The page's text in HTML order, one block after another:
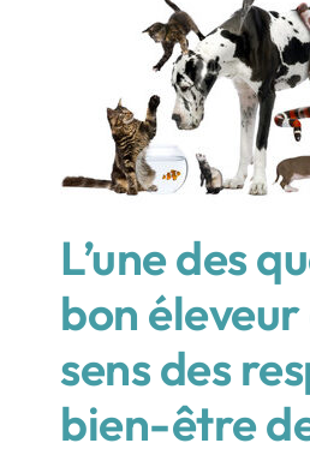
L’une des
bon
sens des
bien-être